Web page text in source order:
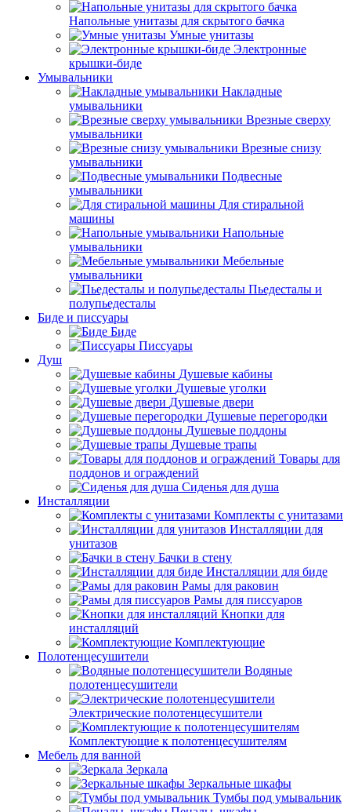
Напольные унитазы для скрытого бачка
Умные унитазы
Электронные
крышки-биде
Умывальники
Накладные
умывальники
Врезные сверху
умывальники
Врезные снизу
умывальники
Подвесные
умывальники
Для стиральной
машины
Напольные
умывальники
Мебельные
умывальники
Пьедесталы и
полупьедесталы
Биде и писсуары
Биде
Писсуары
Душ
Душевые кабины
Душевые уголки
Душевые двери
Душевые перегородки
Душевые поддоны
Душевые трапы
Товары для
поддонов и ограждений
Сиденья для душа
Инсталляции
Комплекты с унитазами
Инсталляции для
унитазов
Бачки в стену
Инсталляции для биде
Рамы для раковин
Рамы для писсуаров
Кнопки для
инсталляций
Комплектующие
Полотенцесушители
Водяные
полотенцесушители
Электрические полотенцесушители
Комплектующие к полотенцесушителям
Мебель для ванной
Зеркала
Зеркальные шкафы
Тумбы под умывальник